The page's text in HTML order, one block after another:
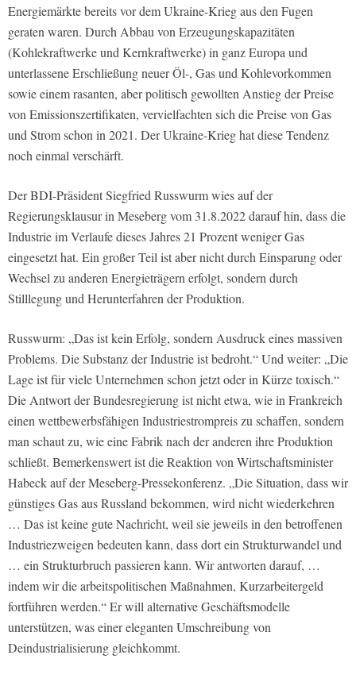
Energiemärkte bereits vor dem Ukraine-Krieg aus den Fugen
geraten waren. Durch Abbau von Erzeugungskapazitäten
(Kohlekraftwerke und Kernkraftwerke) in ganz Europa und
unterlassene Erschließung neuer Öl-, Gas und Kohlevorkommen
sowie einem rasanten, aber politisch gewollten Anstieg der Preise
von Emissionszertifikaten, vervielfachten sich die Preise von Gas
und Strom schon in 2021. Der Ukraine-Krieg hat diese Tendenz
noch einmal verschärft.
Der BDI-Präsident Siegfried Russwurm wies auf der
Regierungsklausur in Meseberg vom 31.8.2022 darauf hin, dass die
Industrie im Verlaufe dieses Jahres 21 Prozent weniger Gas
eingesetzt hat. Ein großer Teil ist aber nicht durch Einsparung oder
Wechsel zu anderen Energieträgern erfolgt, sondern durch
Stilllegung und Herunterfahren der Produktion.
Russwurm: „Das ist kein Erfolg, sondern Ausdruck eines massiven
Problems. Die Substanz der Industrie ist bedroht.“ Und weiter: „Die
Lage ist für viele Unternehmen schon jetzt oder in Kürze toxisch.“
Die Antwort der Bundesregierung ist nicht etwa, wie in Frankreich
einen wettbewerbsfähigen Industriestrompreis zu schaffen, sondern
man schaut zu, wie eine Fabrik nach der anderen ihre Produktion
schließt. Bemerkenswert ist die Reaktion von Wirtschaftsminister
Habeck auf der Meseberg-Pressekonferenz. „Die Situation, dass wir
günstiges Gas aus Russland bekommen, wird nicht wiederkehren
… Das ist keine gute Nachricht, weil sie jeweils in den betroffenen
Industriezweigen bedeuten kann, dass dort ein Strukturwandel und
… ein Strukturbruch passieren kann. Wir antworten darauf, …
indem wir die arbeitspolitischen Maßnahmen, Kurzarbeitergeld
fortführen werden.“ Er will alternative Geschäftsmodelle
unterstützen, was einer eleganten Umschreibung von
Deindustrialisierung gleichkommt.